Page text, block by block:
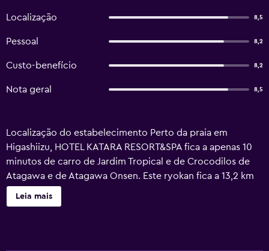
Localização 8,5
Pessoal 8,2
Custo-benefício 8,2
Nota geral 8,5
Localização do estabelecimento Perto da praia em
Higashiizu, HOTEL KATARA RESORT&SPA fica a apenas 10
minutos de carro de Jardim Tropical e de Crocodilos de
Atagawa e de Atagawa Onsen. Este ryokan fica a 13,2 km
de Parque Oceânico Izu e a 14,5 km de Museu e Fábrica de
Vidro Izu. Quartos Sinta-se em casa em um de nossos 73
Leia mais